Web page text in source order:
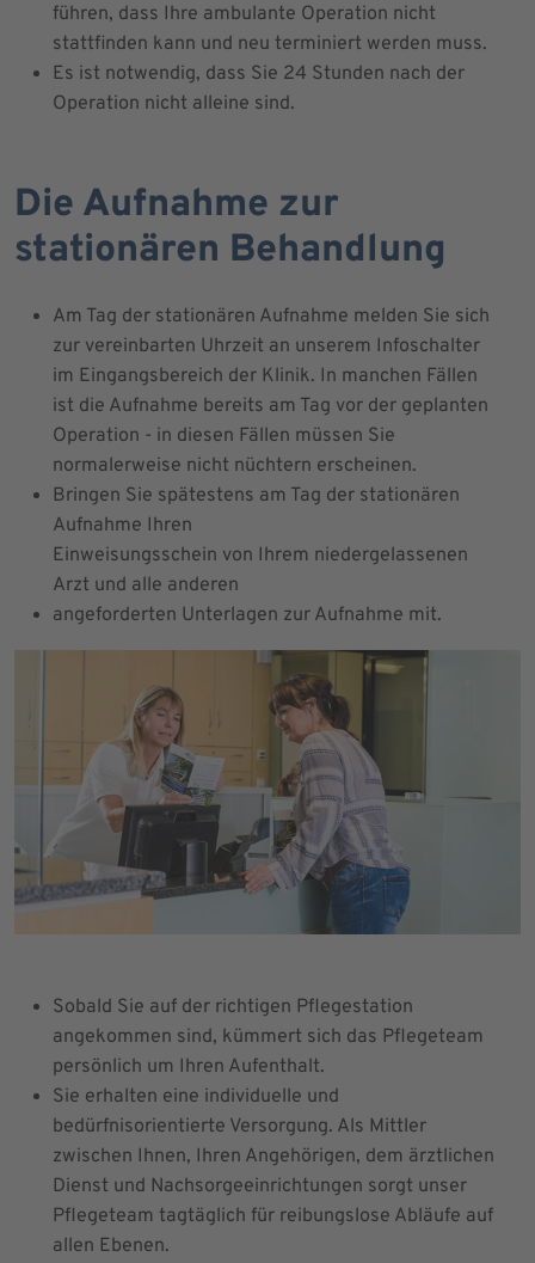
führen, dass Ihre ambulante Operation nicht
stattfinden kann und neu terminiert werden muss.
Es ist notwendig, dass Sie 24 Stunden nach der
Operation nicht alleine sind.
Die Aufnahme zur
stationären Behandlung
Am Tag der stationären Aufnahme melden Sie sich
zur vereinbarten Uhrzeit an unserem Infoschalter
im Eingangsbereich der Klinik. In manchen Fällen
ist die Aufnahme bereits am Tag vor der geplanten
Operation - in diesen Fällen müssen Sie
normalerweise nicht nüchtern erscheinen.
Bringen Sie spätestens am Tag der stationären
Aufnahme Ihren
Einweisungsschein von Ihrem niedergelassenen
Arzt und alle anderen
angeforderten Unterlagen zur Aufnahme mit.
Sobald Sie auf der richtigen Pflegestation
angekommen sind, kümmert sich das Pflegeteam
persönlich um Ihren Aufenthalt.
Sie erhalten eine individuelle und
bedürfnisorientierte Versorgung. Als Mittler
zwischen Ihnen, Ihren Angehörigen, dem ärztlichen
Dienst und Nachsorgeeinrichtungen sorgt unser
Pflegeteam tagtäglich für reibungslose Abläufe auf
allen Ebenen.